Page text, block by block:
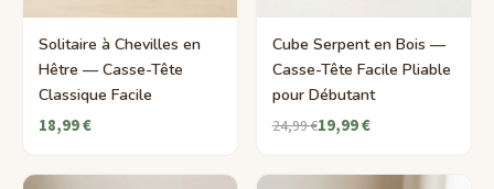
Solitaire à Chevilles en
Hêtre — Casse-Tête
Classique Facile
18,99 €
Cube Serpent en Bois —
Casse-Tête Facile Pliable
pour Débutant
24,99 €19,99 €